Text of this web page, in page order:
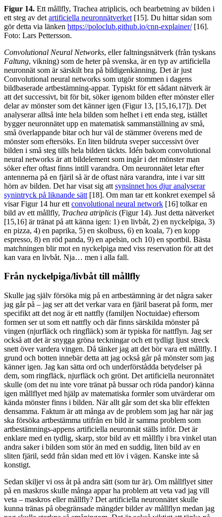
Figur 14. Ett mållfly, Trachea atriplicis, och bearbetning av bilden i
ett steg av det artificiella neuronnätverket [15]. Du hittar sidan som
gör detta via länken https://poloclub.github.io/cnn-explainer/[16].
Foto: Lars Pettersson.
Convolutional Neural Networks, eller faltningsnätverk (från tyskans
Faltung, vikning) som de heter på svenska, är en typ av artificiella
neuronnät som är särskilt bra på bildigenkänning. Det är just
Convolutional neural networks som utgör stommen i dagens
bildbaserade artbestämning-appar. Typiskt för ett sådant nätverk är
att det successivt, bit för bit, söker igenom bilden efter mönster eller
delar av mönster som det känner igen (Figur 13, [15,16,17]). Det
analyserar alltså inte hela bilden som helhet i ett enda steg, istället
bygger neuronnätet upp en matematisk sammanställning av små,
små överlappande bitar och hur väl de stämmer överens med de
mönster som eftersöks. En liten bildruta sveper successivt över
bilden i små steg tills hela bilden täckts. Idén bakom convolutional
neural networks är att bildelement som ingår i det mönster man
söker efter oftast finns intill varandra. Om neuronnätet letar efter
antennerna på en fjäril så är de oftast nära varandra, inte i var sitt
hörn av bilden. Det har visat sig att synsinnet hos djur analyserar
synintryck på liknande sätt [18]. Om man tar ett konkret exempel så
visar Figur 14 hur ett convolutional neural network [16] tolkar en
bild av ett mållfly, Trachea atriplicis (Figur 14). Just detta nätverket
[15,16] är tränat på att känna igen: 1) en livbåt, 2) en nyckelpiga, 3)
en pizza, 4) en paprika, 5) en skolbuss, 6) en koala, 7) en kopp
espresso, 8) en röd panda, 9) en apelsin, och 10) en sportbil. Bästa
matchningen blir mot en nyckelpiga med viss reservation för att det
kan vara en livbåt. Nja… men i alla fall.
Från nyckelpiga/livbåt till mållfly
Skulle jag själv försöka mig på en artbestämning är det några saker
jag går på – jag ser att det verkar vara en fjäril baserat på form, mer
specifikt att det nog är ett nattfly (familjen Noctuidae) eftersom
formen ser ut som ett nattfly och där finns särskilda mönster på
vingen (njurfläck och ringfläck) som är typiska för nattflyn. Jag ser
också att det är snygga gröna teckningar och ett tydligt ljust streck
snett över vardera vingen. Då tänker jag att det bör vara ett mållfly. I
grund och botten innebär detta att jag också går på mönster som jag
känner igen. Jag kan sätta ord och underförstådda betydelser på
dem, som ringfläck, njurfläck och grönt. Det artificiella neuronnätet
skulle (om det nu inte vore tränat på bussar och röda pandor) känna
igen mållflyet med hjälp av matematiska formler som utvärderar om
kända mönster finns i bilden. När allt går som det ska blir effekten
densamma. Faktum är att många av de problem som jag har när jag
ska försöka artbestämma utifrån en bild är samma problem som
artbestämnings-appens artificiella neuronnät ställs inför. Det är
enklare med en tydlig, skarp, stor bild av ett mållfly i bra vinkel utan
andra saker i bilden som stör än med en suddig, liten bild av en
sliten fjäril, sedd från sidan med ett löv i vägen. Kanske inte så
konstigt.
Sedan skiljer vi oss åt på andra sätt (som tur är). Om mållflyet sitter
på en maskros skulle många appar ha problem att veta vad jag vill
veta – maskros eller mållfly? Det artificiella neuronnätet skulle
kunna tränas på obegränsade mängder bilder av mållflyn medan jag